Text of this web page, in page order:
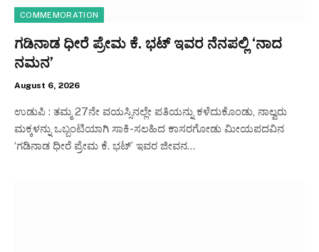
COMMEMORATION
ಗಡಿನಾಡ ಧೀರೆ ಪ್ರೇಮ ಕೆ. ಭಟ್ ಇವರ ನೆನಪಲ್ಲಿ ‘ನಾದ
ನಮನ’
August 6, 2026
ಉಡುಪಿ : ತಮ್ಮ 27ನೇ ವಯಸ್ಸಿನಲ್ಲೇ ಪತಿಯನ್ನು ಕಳೆದುಕೊಂಡು, ನಾಲ್ವರು
ಮಕ್ಕಳನ್ನು ಒಬ್ಬಂಟಿಯಾಗಿ ಸಾಕಿ-ಸಲಹಿದ ಕಾಸರಗೋಡು ಮೀಯಪದವಿನ
‘ಗಡಿನಾಡ ಧೀರೆ ಪ್ರೇಮ ಕೆ. ಭಟ್’ ಇವರ ಜೀವನ…